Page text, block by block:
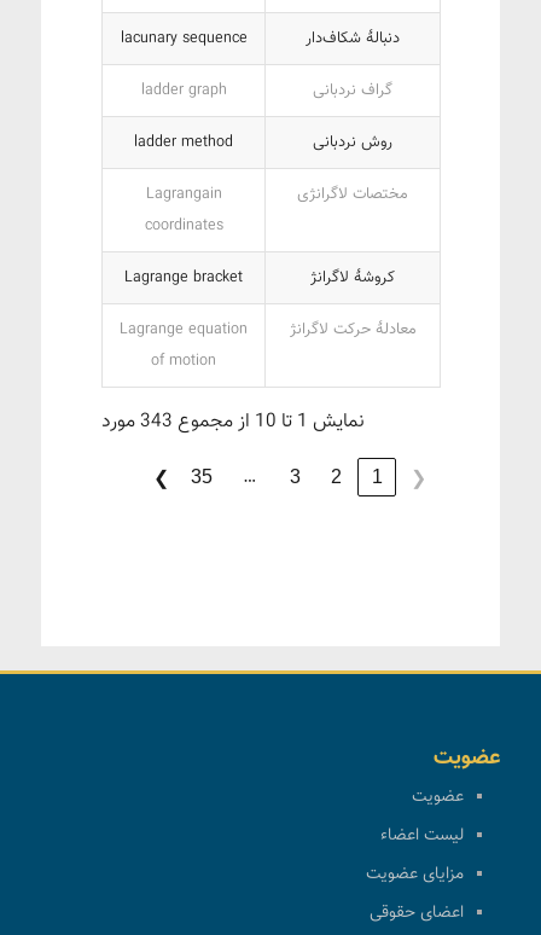
lacunary sequence دنبالۀ شکاف‌دار
ladder graph گراف نردبانی
ladder method روش نردبانی
Lagrangain
coordinates
مختصات لاگرانژی
Lagrange bracket کروشۀ لاگرانژ
Lagrange equation
of motion
معادلۀ حرکت لاگرانژ
نمایش 1 تا 10 از مجموع 343 مورد
❮
1
2
3
…
35
❯
عضویت
عضویت
لیست اعضاء
مزایای عضویت
اعضای حقوقی